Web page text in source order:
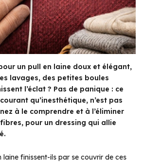
un pull en laine doux et élégant,
lavages, des petites boules
l’éclat ? Pas de panique : ce
qu’inesthétique, n’est pas
à le comprendre et à l’éliminer
pour un dressing qui allie
laine finissent-ils par se couvrir de ces